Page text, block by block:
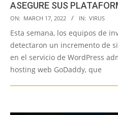
ASEGURE SUS
2022-
03-
17
ON: MARCH 17, 2022 IN: VIRUS
Esta semana, los equipos de
detectaron un incremento de
en el servicio de WordPress
hosting web GoDaddy, que